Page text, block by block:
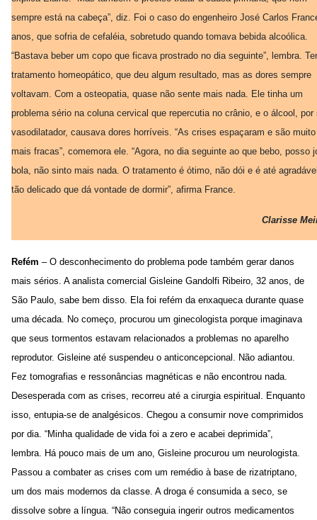
sempre está na cabeça”, diz. Foi o caso do engenheiro José Carlos
anos, que sofria de cefaléia, sobretudo quando tomava bebida alcoólica.
“Bastava beber um copo que ficava prostrado no dia seguinte”, lembra.
tratamento homeopático, que deu algum resultado, mas as dores sempre
voltavam. Com a osteopatia, quase não sente mais nada. Ele tinha um
problema sério na coluna cervical que repercutia no crânio, e o álcool, por
vasodilatador, causava dores horríveis. “As crises espaçaram e são muito
mais fracas”, comemora ele. “Agora, no dia seguinte ao que bebo, posso
bola, não sinto mais nada. O tratamento é ótimo, não dói e é até
tão delicado que dá vontade de dormir”, afirma France.
Clarisse
Refém – O desconhecimento do problema pode também gerar danos
mais sérios. A analista comercial Gisleine Gandolfi Ribeiro, 32 anos, de
São Paulo, sabe bem disso. Ela foi refém da enxaqueca durante quase
uma década. No começo, procurou um ginecologista porque imaginava
que seus tormentos estavam relacionados a problemas no aparelho
reprodutor. Gisleine até suspendeu o anticoncepcional. Não adiantou.
Fez tomografias e ressonâncias magnéticas e não encontrou nada.
Desesperada com as crises, recorreu até a cirurgia espiritual. Enquanto
isso, entupia-se de analgésicos. Chegou a consumir nove comprimidos
por dia. “Minha qualidade de vida foi a zero e acabei deprimida”,
lembra. Há pouco mais de um ano, Gisleine procurou um neurologista.
Passou a combater as crises com um remédio à base de rizatriptano,
um dos mais modernos da classe. A droga é consumida a seco, se
dissolve sobre a língua. “Não conseguia ingerir outros medicamentos